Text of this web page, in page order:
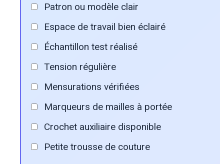
Patron ou modèle clair
Espace de travail bien éclairé
Échantillon test réalisé
Tension régulière
Mensurations vérifiées
Marqueurs de mailles à portée
Crochet auxiliaire disponible
Petite trousse de couture